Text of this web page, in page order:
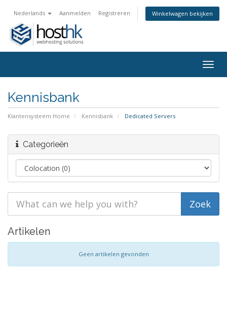
Nederlands Aanmelden Registreren Winkelwagen bekijken
Kennisbank
Klantensysteem Home Kennisbank Dedicated Servers
Categorieën
Artikelen
Geen artikelen gevonden